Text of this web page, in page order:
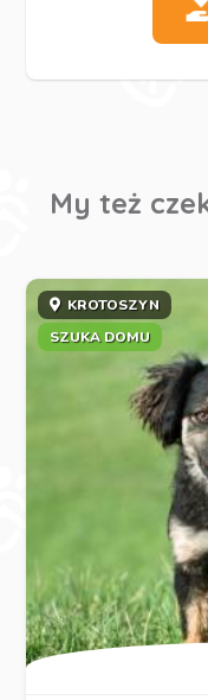
My też
KROTOSZYN
SZUKA DOMU